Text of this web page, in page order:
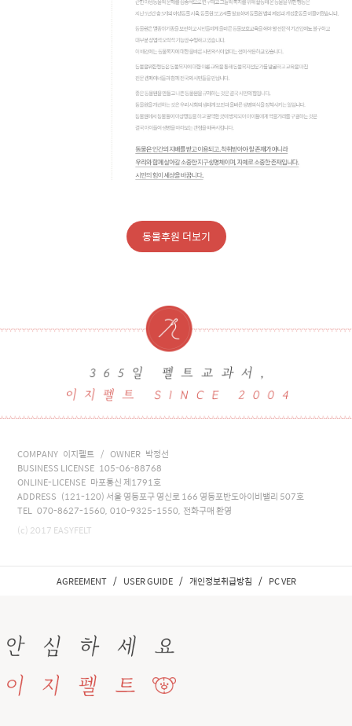
동물후원 더보기
COMPANY 이지펠트 / OWNER 박정선
BUSINESS LICENSE 105-06-88768
ONLINE-LICENSE 마포통신 제1791호
ADDRESS (121-120) 서울 영등포구 영신로 166 영등포반도아이비밸리 507호
TEL 070-8627-1560, 010-9325-1550, 전화구매 환영
(c) 2017 EASYFELT
AGREEMENT / USER GUIDE / 개인정보취급방침 / PC VER